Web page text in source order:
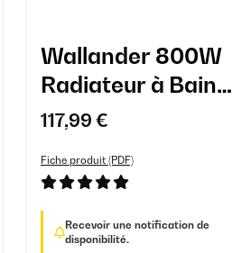
Wallander 800W
Radiateur à Bain
d'Huile Blanc
117,99 €
Fiche produit (PDF)
Recevoir une notification de
disponibilité.